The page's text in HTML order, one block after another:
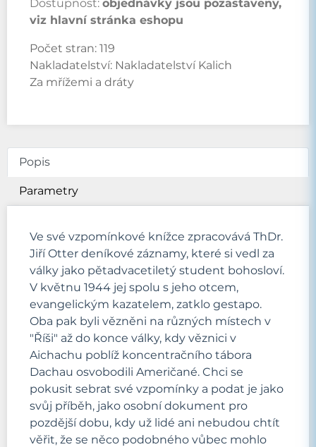
Dostupnost: objednávky jsou pozastaveny,
viz hlavní stránka eshopu
Počet stran: 119
Nakladatelství: Nakladatelství Kalich
Za mřížemi a dráty
Popis
Parametry
Ve své vzpomínkové knížce zpracovává ThDr.
Jiří Otter deníkové záznamy, které si vedl za
války jako pětadvacetiletý student bohosloví.
V květnu 1944 jej spolu s jeho otcem,
evangelickým kazatelem, zatklo gestapo.
Oba pak byli vězněni na různých místech v
"Říši" až do konce války, kdy věznici v
Aichachu poblíž koncentračního tábora
Dachau osvobodili Američané. Chci se
pokusit sebrat své vzpomínky a podat je jako
svůj příběh, jako osobní dokument pro
pozdější dobu, kdy už lidé ani nebudou chtít
věřit, že se něco podobného vůbec mohlo